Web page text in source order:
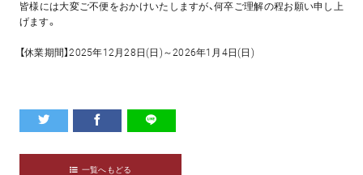
皆様には大変ご不便をおかけいたしますが、何卒ご理解の程お願い申し上
げます。
【休業期間】2025年12月28日(日)～2026年1月4日(日)
一覧へもどる